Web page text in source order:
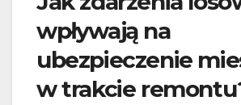
wpływają na
ubezpieczenie
w trakcie